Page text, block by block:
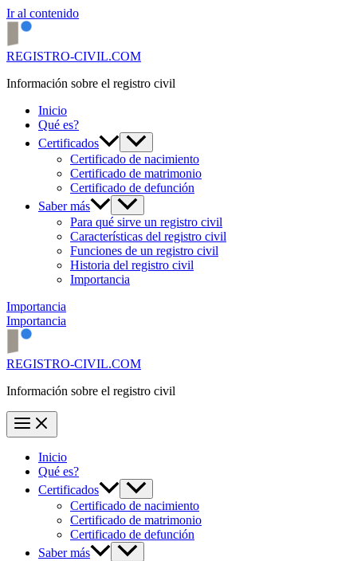
Ir al contenido
REGISTRO-CIVIL.COM
Información sobre el registro civil
Inicio
Qué es?
Certificados
Certificado de nacimiento
Certificado de matrimonio
Certificado de defunción
Saber más
Para qué sirve un registro civil
Características del registro civil
Funciones de un registro civil
Historia del registro civil
Importancia
Importancia
Importancia
REGISTRO-CIVIL.COM
Información sobre el registro civil
Inicio
Qué es?
Certificados
Certificado de nacimiento
Certificado de matrimonio
Certificado de defunción
Saber más